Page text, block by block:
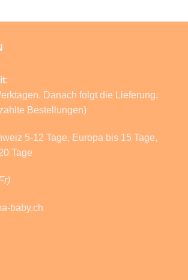
:
Danach folgt die Lieferung.
Bestellungen)
5-12 Tage, Europa bis 15 Tage,
Tage
baby.ch